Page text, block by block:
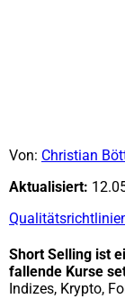
Von: Christian
Aktualisiert:
Short Selling ist
fallende Kurse
Indizes, Krypto,